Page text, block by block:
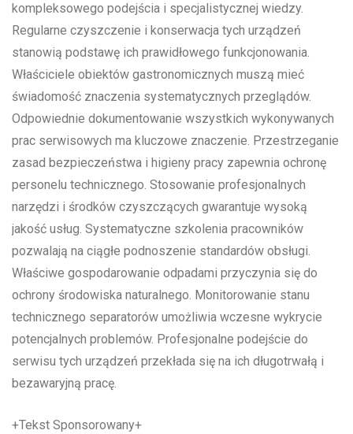
kompleksowego podejścia i specjalistycznej wiedzy.
Regularne czyszczenie i konserwacja tych urządzeń
stanowią podstawę ich prawidłowego funkcjonowania.
Właściciele obiektów gastronomicznych muszą mieć
świadomość znaczenia systematycznych przeglądów.
Odpowiednie dokumentowanie wszystkich wykonywanych
prac serwisowych ma kluczowe znaczenie. Przestrzeganie
zasad bezpieczeństwa i higieny pracy zapewnia ochronę
personelu technicznego. Stosowanie profesjonalnych
narzędzi i środków czyszczących gwarantuje wysoką
jakość usług. Systematyczne szkolenia pracowników
pozwalają na ciągłe podnoszenie standardów obsługi.
Właściwe gospodarowanie odpadami przyczynia się do
ochrony środowiska naturalnego. Monitorowanie stanu
technicznego separatorów umożliwia wczesne wykrycie
potencjalnych problemów. Profesjonalne podejście do
serwisu tych urządzeń przekłada się na ich długotrwałą i
bezawaryjną pracę.
+Tekst Sponsorowany+